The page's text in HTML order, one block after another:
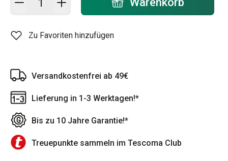
Zu Favoriten hinzufügen
Versandkostenfrei ab 49€
Lieferung in 1-3 Werktagen!*
Bis zu 10 Jahre Garantie!*
Treuepunkte sammeln im Tescoma Club